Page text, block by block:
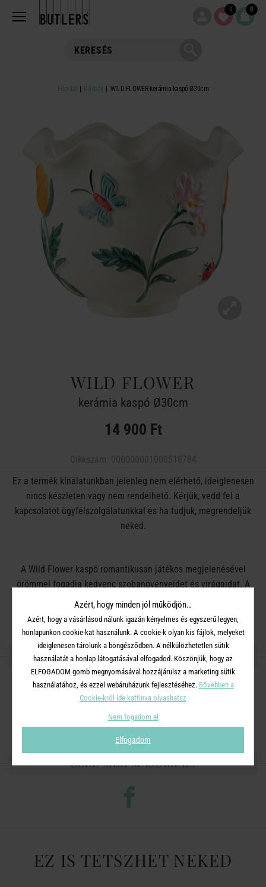
0 0
Főoldal Kaspók WILD FLOWER kerámia kaspó Ø30cm
WILD FLOWER
kerámia kaspó Ø30cm
14 900 Ft
Ez a termék kínálatunkban jelenleg nem elérhető, ideiglenesen
nincs készleten vagy nem rendelhető. Kérjük, vedd fel a
kapcsolatot ügyfélszolgálatunkkal és ha tudjuk, megrendeljük
neked.
A Wild Flower kaspó romantikusan játékos megjelenésével
örömmel fogadja kedvenc szobanövényeidet és virágaidat. A
hullámos perem és a bájos virágminta igazán dekoratív
lakáskiegészítővé teszi, finom, világos színvilága pedig sokféle
enteriőrrel könnyedén harmonizál.
RÉSZLETES INFORMÁCIÓK
Anyag : kerámia
: Magasság: 27 cm , Szélesség: 26 cm
OSZD MEG MÁSOKKAL!
EZ IS TETSZHET NEKED
Azért, hogy minden jól működjön…
Azért, hogy a vásárlásod nálunk igazán kényelmes és egyszerű legyen,
honlapunkon cookie-kat használunk. A cookie-k olyan kis fájlok, melyeket
ideiglenesen tárolunk a böngésződben. A nélkülözhetetlen sütik
használatát a honlap látogatásával elfogadod. Köszönjük, hogy az
ELFOGADOM gomb megnyomásával hozzájárulsz a marketing sütik
használatához, és ezzel webáruházunk fejlesztéséhez. Bővebben a
Cookie-król ide kattinva olvashatsz
Nem fogadom el
Elfogadom